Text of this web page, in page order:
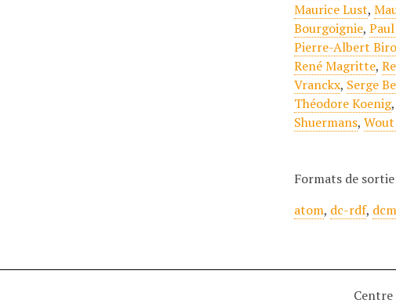
Maurice Lust,
Bourgoignie,
Pierre-Albert
René Magritte,
Vranckx, Serge
Théodore Koenig,
Shuermans,
Formats de sortie
atom, dc-rdf,